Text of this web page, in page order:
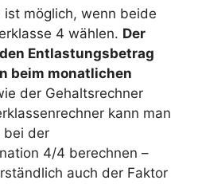
ist möglich, wenn beide
4 wählen. Der
Entlastungsbetrag
beim monatlichen
der Gehaltsrechner
kann man
bei der
4/4 berechnen –
auch der Faktor